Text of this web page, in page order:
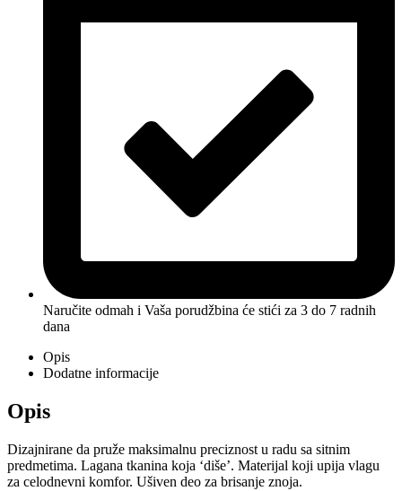
Naručite odmah i Vaša porudžbina će stići za 3 do 7 radnih
dana
Opis
Dodatne informacije
Opis
Dizajnirane da pruže maksimalnu preciznost u radu sa sitnim
predmetima. Lagana tkanina koja ‘diše’. Materijal koji upija vlagu
za celodnevni komfor. Ušiven deo za brisanje znoja.